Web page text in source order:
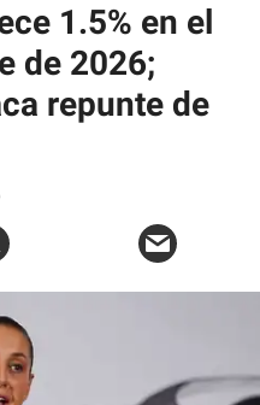
1.5% en el
de 2026;
repunte de